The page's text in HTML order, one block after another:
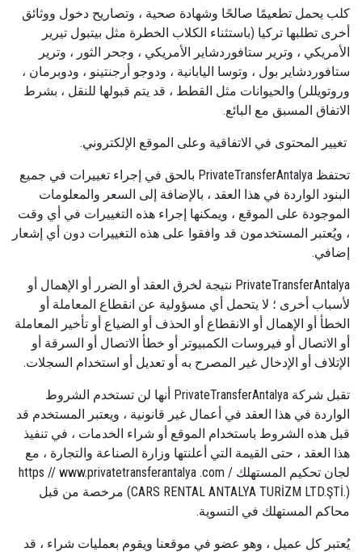
كلب يحمل تطعيمًا صالحًا وشهادة صحية ، وتصاريح دخول ووثائق
أخرى تطلبها تركيا (باستثناء الكلاب الخطرة مثل بيتبول تيرير
الأمريكي ، وترير ستافوردشاير الأمريكي ، وجحر الثور ، وترير
ستافوردشاير بول ، وتوسا اليابانية ، ودوجو أرجنتينو ، ودوبرمان ،
وروتويللر) والحيوانات مثل القطط ، قد يتم قبولها للنقل ، بشرط
الاتفاق المسبق مع البائع.
تغيير المحتوى في الاتفاقية وعلى الموقع الإلكتروني.
تحتفظ PrivateTransferAntalya بالحق في إجراء تغييرات في جميع
البنود الواردة في هذا العقد ، بالإضافة إلى السعر والمعلومات
الموجودة على الموقع ، ويمكنها إجراء هذه التغييرات في أي وقت
، ويُعتبر المستخدمون قد وافقوا على هذه التغييرات دون أي إشعار
إضافي.
PrivateTransferAntalya نتيجة لخرق العقد أو الضرر أو الإهمال أو
لأسباب أخرى ؛ لا يتحمل أي مسؤولية عن انقطاع المعاملة أو
الخطأ أو الإهمال أو الانقطاع أو الحذف أو الضياع أو تأخير المعاملة
أو الاتصال أو فيروسات الكمبيوتر أو خطأ الاتصال أو السرقة أو
الإتلاف أو الإدخال غير المصرح به أو تعديل أو استخدام السجلات.
تقبل شركة PrivateTransferAntalya أنها لن تستخدم الشروط
الواردة في هذا العقد في أعمال غير قانونية ، ويعتبر المستخدم قد
قبل هذه الشروط باستخدام الموقع أو شراء الخدمات ، في تنفيذ
هذا العقد ، حتى القيمة التي أعلنتها وزارة الصناعة والتجارة ، مع
لجان تحكيم المستهلك https // www.privatetransferantalya .com /
(CARS RENTAL ANTALYA TURİZM LTD.ŞTİ.) مرخصة من قبل
محاكم المستهلك في التسوية.
يُعتبر كل عميل ، وهو عضو في موقعنا ويقوم بعمليات شراء ، قد